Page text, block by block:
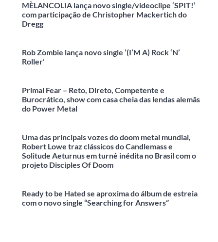
MÈLANCOLIA lança novo single/videoclipe ‘SPIT!’
com participação de Christopher Mackertich do
Dregg
Rob Zombie lança novo single ‘(I’M A) Rock ‘N’
Roller’
Primal Fear – Reto, Direto, Competente e
Burocrático, show com casa cheia das lendas alemãs
do Power Metal
Uma das principais vozes do doom metal mundial,
Robert Lowe traz clássicos do Candlemass e
Solitude Aeturnus em turnê inédita no Brasil com o
projeto Disciples Of Doom
Ready to be Hated se aproxima do álbum de estreia
com o novo single “Searching for Answers”